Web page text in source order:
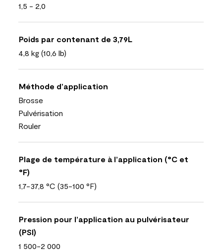
1,5 - 2,0
Poids par contenant de 3,79L
4,8 kg (10,6 lb)
Méthode d’application
Brosse
Pulvérisation
Rouler
Plage de température à l’application (°C et
°F)
1,7-37,8 °C (35-100 °F)
Pression pour l’application au pulvérisateur
(PSI)
1 500-2 000